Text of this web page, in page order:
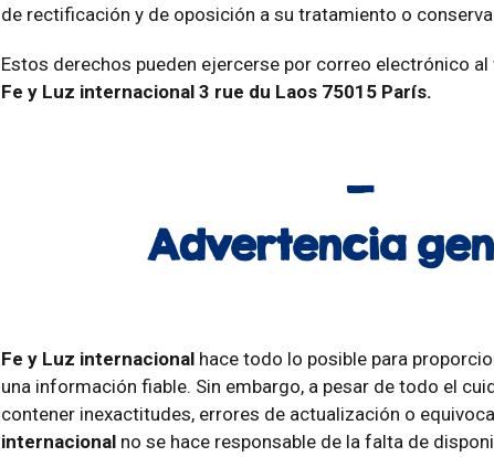
de rectificación y de oposición a su tratamiento o
Estos derechos pueden ejercerse por correo electrónico
Fe y Luz internacional 3 rue du Laos 75015 París.
Advertencia
Fe y Luz internacional hace todo lo posible para
una información fiable. Sin embargo, a pesar de todo el
contener inexactitudes, errores de actualización o
internacional no se hace responsable de la falta de